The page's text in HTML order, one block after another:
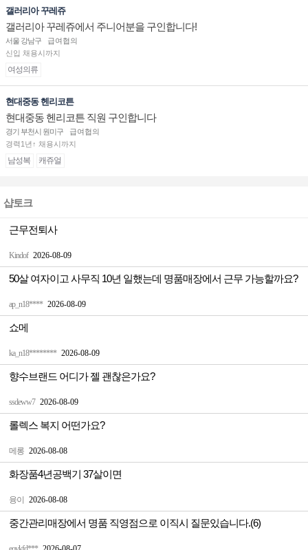
갤러리아 꾸레쥬
갤러리아 꾸레쥬에서 주니어분을 구인합니다!
서울 강남구
급여협의
신입 채용시까지
여성의류
현대중동 헨리코튼
현대중동 헨리코튼 직원 구인합니다
경기 부천시 원미구
급여협의
경력1년↑ 채용시까지
남성복 캐쥬얼
샵토크
Kindof 2026-08-09
근무전퇴사
ap_n18**** 2026-08-09
50살 여자이고 사무직 10년 일했는데 명품매장에서 근무 가능할까요?
ka_n18******** 2026-08-09
쇼메
ssdeww7 2026-08-09
향수브랜드 어디가 젤 괜찮은가요?
메롱 2026-08-08
롤렉스 복지 어떤가요?
융이 2026-08-08
화장품4년공백기 37살이면
중간관리매장에서 명품 직영점으로 이직시 질문있습니다.(6)